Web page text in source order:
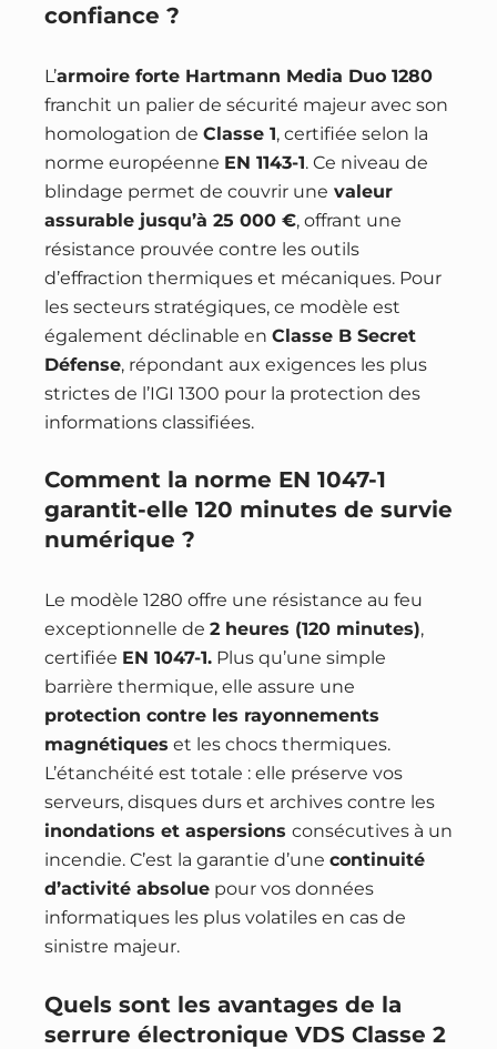
confiance ?
L’armoire forte Hartmann Media Duo 1280
franchit un palier de sécurité majeur avec son
homologation de Classe 1, certifiée selon la
norme européenne EN 1143-1. Ce niveau de
blindage permet de couvrir une valeur
assurable jusqu’à 25 000 €, offrant une
résistance prouvée contre les outils
d’effraction thermiques et mécaniques. Pour
les secteurs stratégiques, ce modèle est
également déclinable en Classe B Secret
Défense, répondant aux exigences les plus
strictes de l’IGI 1300 pour la protection des
informations classifiées.
Comment la norme EN 1047-1
garantit-elle 120 minutes de survie
numérique ?
Le modèle 1280 offre une résistance au feu
exceptionnelle de 2 heures (120 minutes),
certifiée EN 1047-1.Plus qu’une simple
barrière thermique, elle assure une
protection contre les rayonnements
magnétiques et les chocs thermiques.
L’étanchéité est totale : elle préserve vos
serveurs, disques durs et archives contre les
inondations et aspersions consécutives à un
incendie. C’est la garantie d’une continuité
d’activité absoluepour vos données
informatiques les plus volatiles en cas de
sinistre majeur.
Quels sont les avantages de la
serrure électronique VDS Classe 2